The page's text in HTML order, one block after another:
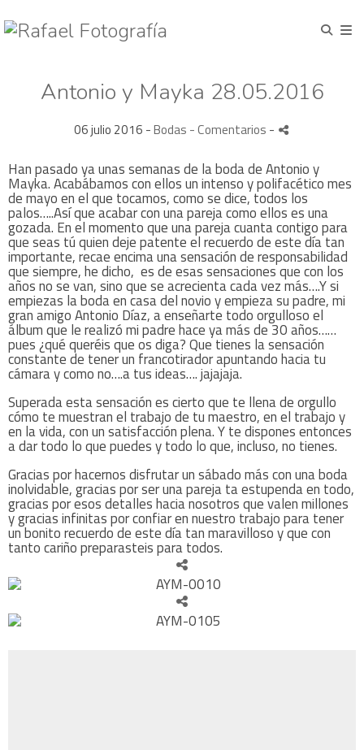
Antonio y Mayka 28.05.2016
06 julio 2016 -Bodas - Comentarios -
Han pasado ya unas semanas de la boda de Antonio y
Mayka. Acabábamos con ellos un intenso y polifacético mes
de mayo en el que tocamos, como se dice, todos los
palos…..Así que acabar con una pareja como ellos es una
gozada. En el momento que una pareja cuanta contigo para
que seas tú quien deje patente el recuerdo de este día tan
importante, recae encima una sensación de responsabilidad
que siempre, he dicho, es de esas sensaciones que con los
años no se van, sino que se acrecienta cada vez más….Y si
empiezas la boda en casa del novio y empieza su padre, mi
gran amigo Antonio Díaz, a enseñarte todo orgulloso el
álbum que le realizó mi padre hace ya más de 30 años……
pues ¿qué queréis que os diga? Que tienes la sensación
constante de tener un francotirador apuntando hacia tu
cámara y como no….a tus ideas…. jajajaja.
Superada esta sensación es cierto que te llena de orgullo
cómo te muestran el trabajo de tu maestro, en el trabajo y
en la vida, con un satisfacción plena. Y te dispones entonces
a dar todo lo que puedes y todo lo que, incluso, no tienes.
Gracias por hacernos disfrutar un sábado más con una boda
inolvidable, gracias por ser una pareja ta estupenda en todo,
gracias por esos detalles hacia nosotros que valen millones
y gracias infinitas por confiar en nuestro trabajo para tener
un bonito recuerdo de este día tan maravilloso y que con
tanto cariño preparasteis para todos.